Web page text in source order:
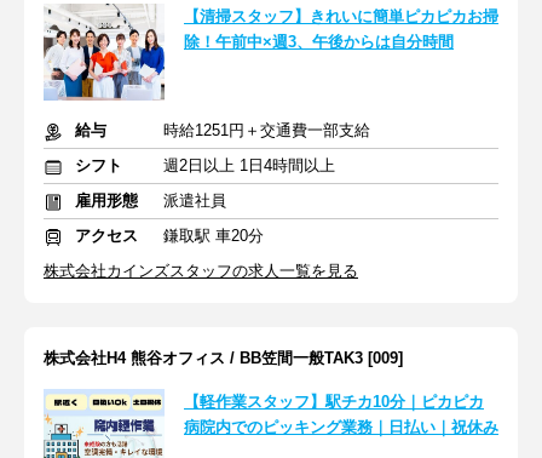
【清掃スタッフ】きれいに簡単ピカピカお掃
除！午前中×週3、午後からは自分時間
給与
時給1251円＋交通費一部支給
シフト
週2日以上 1日4時間以上
雇用形態
派遣社員
アクセス
鎌取駅 車20分
株式会社カインズスタッフの求人一覧を見る
株式会社H4 熊谷オフィス / BB笠間一般TAK3 [009]
【軽作業スタッフ】駅チカ10分｜ピカピカ
病院内でのピッキング業務｜日払い｜祝休み